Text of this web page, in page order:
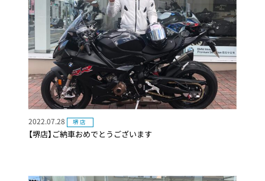
【堺店】ご納車おめでとうございます
2022.07.28 堺店